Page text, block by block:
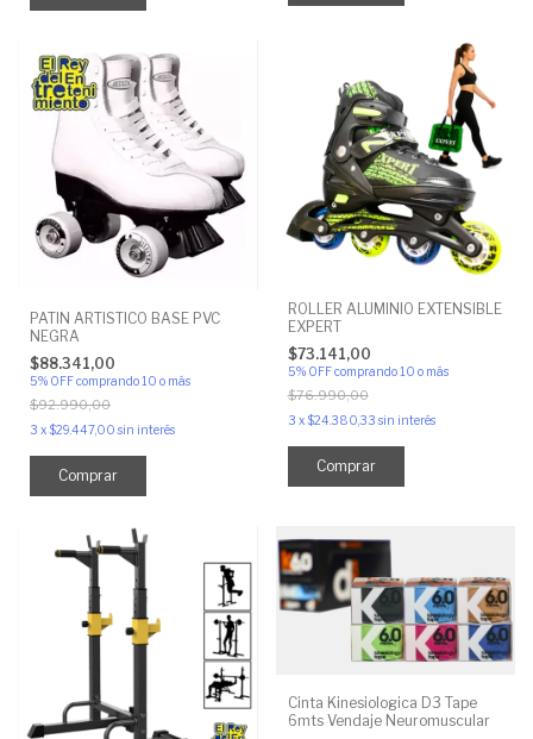
PATIN ARTISTICO BASE PVC
NEGRA
$88.341,00
5% OFFcomprando 10 o más
$92.990,00
3 x$29.447,00 sin interés
Comprar
ROLLER ALUMINIO EXTENSIBLE
EXPERT
$73.141,00
5% OFF comprando 10 o más
$76.990,00
3 x$24.380,33 sin interés
Comprar
Cinta Kinesiologica D3 Tape
6mts Vendaje Neuromuscular